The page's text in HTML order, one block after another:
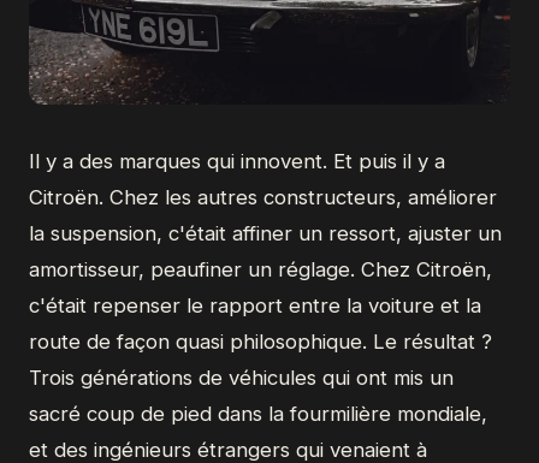
Il y a des marques qui innovent. Et puis il y a
Citroën. Chez les autres constructeurs, améliorer
la suspension, c'était affiner un ressort, ajuster un
amortisseur, peaufiner un réglage. Chez Citroën,
c'était repenser le rapport entre la voiture et la
route de façon quasi philosophique. Le résultat ?
Trois générations de véhicules qui ont mis un
sacré coup de pied dans la fourmilière mondiale,
et des ingénieurs étrangers qui venaient à